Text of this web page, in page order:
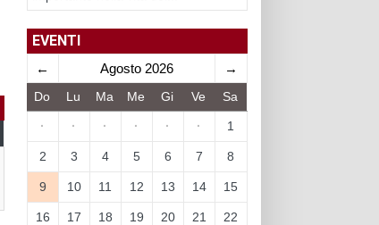
EVENTI
← Agosto 2026 →
Do Lu Ma Me Gi Ve Sa
· · · · · · 1
2 3 4 5 6 7 8
9 10 11 12 13 14 15
16 17 18 19 20 21 22